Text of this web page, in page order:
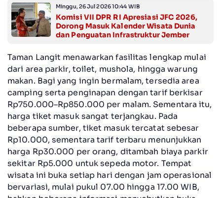
Minggu, 26 Jul 2026 10:44 WIB
Komisi VII DPR RI Apresiasi JFC 2026,
Dorong Masuk Kalender Wisata Dunia
dan Penguatan Infrastruktur Jember
Taman Langit menawarkan fasilitas lengkap mulai
dari area parkir, toilet, mushola, hingga warung
makan. Bagi yang ingin bermalam, tersedia area
camping serta penginapan dengan tarif berkisar
Rp750.000–Rp850.000 per malam. Sementara itu,
harga tiket masuk sangat terjangkau. Pada
beberapa sumber, tiket masuk tercatat sebesar
Rp10.000, sementara tarif terbaru menunjukkan
harga Rp30.000 per orang, ditambah biaya parkir
sekitar Rp5.000 untuk sepeda motor. Tempat
wisata ini buka setiap hari dengan jam operasional
bervariasi, mulai pukul 07.00 hingga 17.00 WIB,